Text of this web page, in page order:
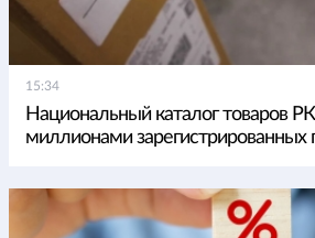
15:34
Национальный каталог товаров
миллионами зарегистрированных